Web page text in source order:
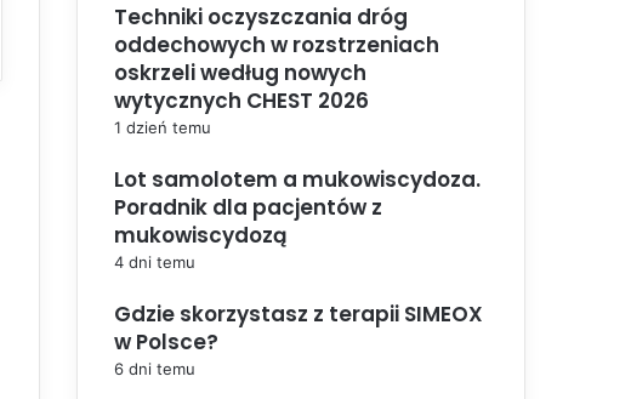
Techniki oczyszczania dróg
oddechowych w rozstrzeniach
oskrzeli według nowych
wytycznych CHEST 2026
1 dzień temu
Lot samolotem a mukowiscydoza.
Poradnik dla pacjentów z
mukowiscydozą
4 dni temu
Gdzie skorzystasz z terapii SIMEOX
w Polsce?
6 dni temu